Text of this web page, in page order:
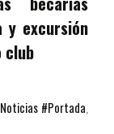
y excursión
club
Noticias #Portada,